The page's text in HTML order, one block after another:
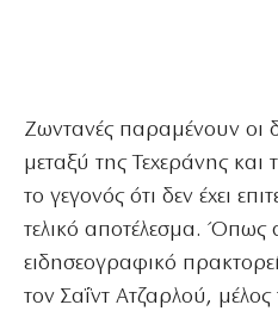
Ζωντανές παραμένουν οι
μεταξύ της Τεχεράνης
το γεγονός ότι δεν έχει
τελικό αποτέλεσμα. Όπως
ειδησεογραφικό
τον Σαΐντ Ατζαρλού,